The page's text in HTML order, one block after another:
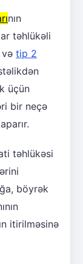
nın
təhlükəli
tip 2
üçün
bir neçə
təhlükəsi
böyrək
itirilməsinə